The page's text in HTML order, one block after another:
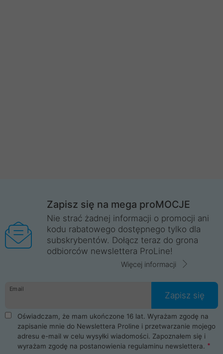
Zapisz się na mega proMOCJE
Nie strać żadnej informacji o promocji ani
kodu rabatowego dostępnego tylko dla
subskrybentów. Dołącz teraz do grona
odbiorców newslettera ProLine!
Więcej informacji
Email
Zapisz się
Oświadczam, że mam ukończone 16 lat. Wyrażam zgodę na
zapisanie mnie do Newslettera Proline i przetwarzanie mojego
adresu e-mail w celu wysyłki wiadomości. Zapoznałem się i
wyrażam zgodę na postanowienia regulaminu newslettera.